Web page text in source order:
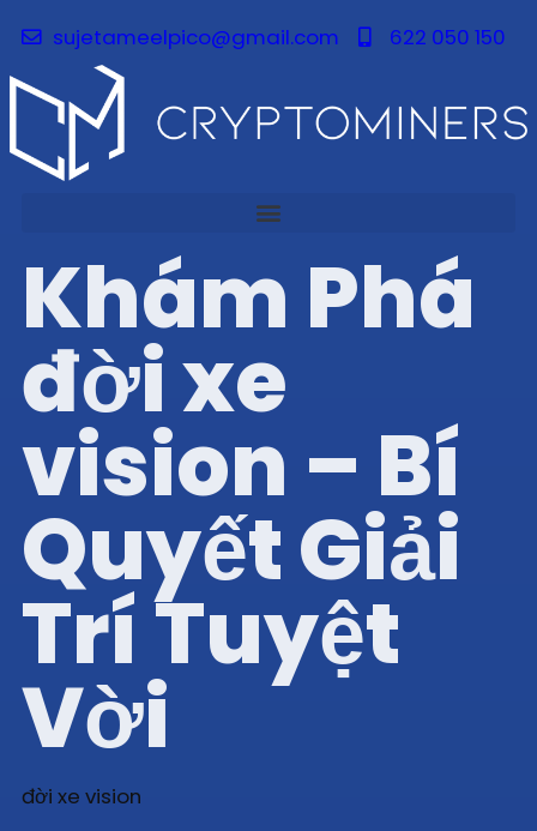
sujetameelpico@gmail.com 622 050 150
Khám Phá
đời xe
vision – Bí
Quyết Giải
Trí Tuyệt
Vời
đời xe vision